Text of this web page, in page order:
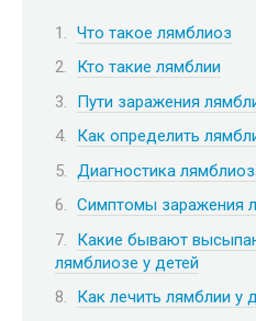
Что такое лямблиоз
Кто такие лямблии
Пути заражения
Как определить
Диагностика
Симптомы заражения
Какие бывают
лямблиозе у детей
Как лечить лямблии у